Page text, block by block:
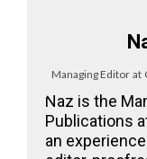
Managing Editor at
Naz is the
Publications
an